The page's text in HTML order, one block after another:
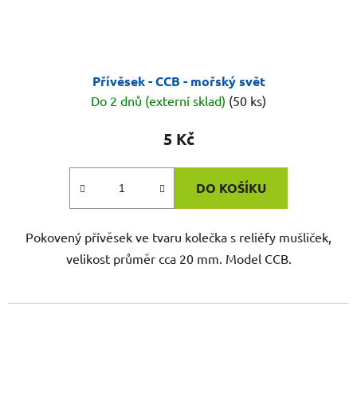
Přívěsek - CCB - mořský svět
Do 2 dnů (externí sklad) (50 ks)
5 Kč
DO KOŠÍKU
Pokovený přívěsek ve tvaru kolečka s reliéfy mušliček,
velikost průměr cca 20 mm. Model CCB.